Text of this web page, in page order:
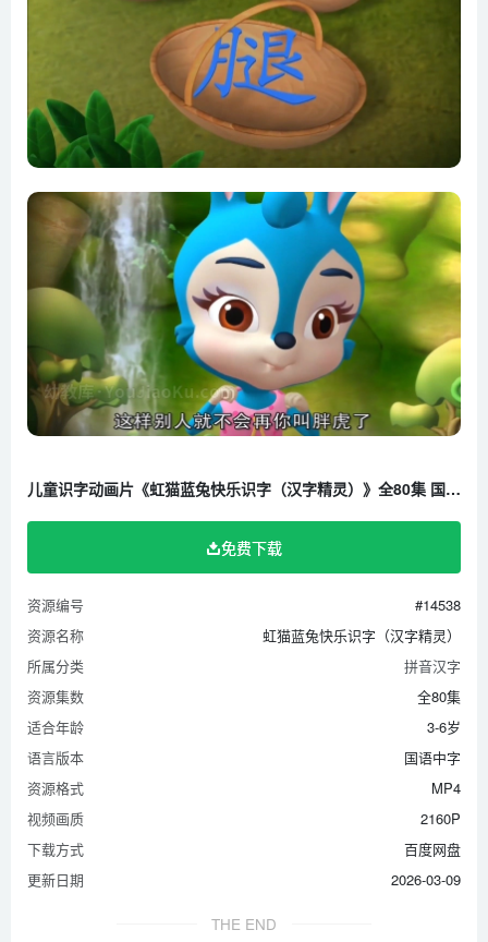
第20集 石头迷林（目、眼睛、耳、鼻、口、嘴巴）
第21集 老爷爷的帽子（竹、竿、蓝、笛、笔）
第22集 一起来种田（田、苗、土、种）
第23集 大树底下好乘凉（人、从、众、天、休、坐、座）
第24集 田间劳作（刀、刃、力、男、女、分、份）
第25集 土拨鼠一家（爸、妈、爷、奶、哥、弟、姐、妹）
第26集 给我一个支点（手、拨、拔、推、拉、撬）
第27集 寻找月亮湖（泉、溪、湖、江、河、海）
第28集 龟大叔的烦恼 （龟、蛙、蛇、鱼、虾）
第29集 拜师学艺（叫、唱、吹、吐、吸、喷）
第30集 巴洛克的烦恼（熊、黑、照、点、蒸）
第31集 巴洛克的游泳课（沉、浮、深、浅、游泳）
第32集 要洗澡的龙先生（波、浪、龙、油、沙、泥）
第34集 好冷啊（凉、冷、冰、滑、冻）
第35集 往前冲（立、站、走、爬、趴、滚、荡）
第36集 被困了（网、困、围、囚、回、国）
第38集 三三的绝招 （呆、笑、哭、喜、怒、哀、乐）
第39集 变色大营救（白、红、蓝、黄、绿）
第40集 大逃亡（泪、看、睡、望）
第41集 拯救行动（墨、碎、拉、拔、拨、土、种、苗、黑、
水、火、油、灭）
第42集 纸字精灵（门、窗、墙、房、屋）
第43集 梦幻庄园（园、井、场、地、厅）
第44集 神奇的家具（桌、椅、床、柜、楼）
第45集 上阁楼（梯、箱、板、桶）
第46集 咚咚木（关、锁、钥匙、金、铁、开）
儿童识字动画片《虹猫蓝兔快乐识字（汉字精灵）》全80集 国语中字 1080P/MP4/17.1G 百度云网盘下载
免费下载
资源编号
#14538
资源名称
虹猫蓝兔快乐识字（汉字精灵）
所属分类
拼音汉字
资源集数
全80集
适合年龄
3-6岁
语言版本
国语中字
资源格式
MP4
视频画质
2160P
下载方式
百度网盘
更新日期
2026-03-09
THE END